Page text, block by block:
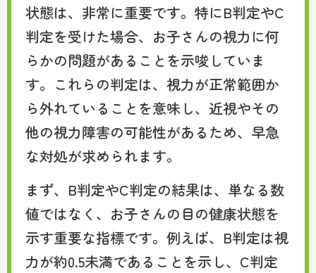
状態は、非常に重要です。特にB判定やC
判定を受けた場合、お子さんの視力に何
らかの問題があることを示唆していま
す。これらの判定は、視力が正常範囲か
ら外れていることを意味し、近視やその
他の視力障害の可能性があるため、早急
な対処が求められます。
まず、B判定やC判定の結果は、単なる数
値ではなく、お子さんの目の健康状態を
示す重要な指標です。例えば、B判定は視
力が約0.5未満であることを示し、C判定